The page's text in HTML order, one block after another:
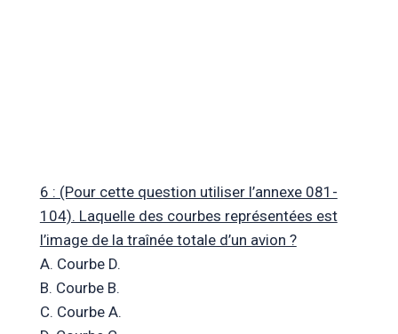
6 : (Pour cette question utiliser l’annexe 081-
104). Laquelle des courbes représentées est
l’image de la traînée totale d’un avion ?
A. Courbe D.
B. Courbe B.
C. Courbe A.